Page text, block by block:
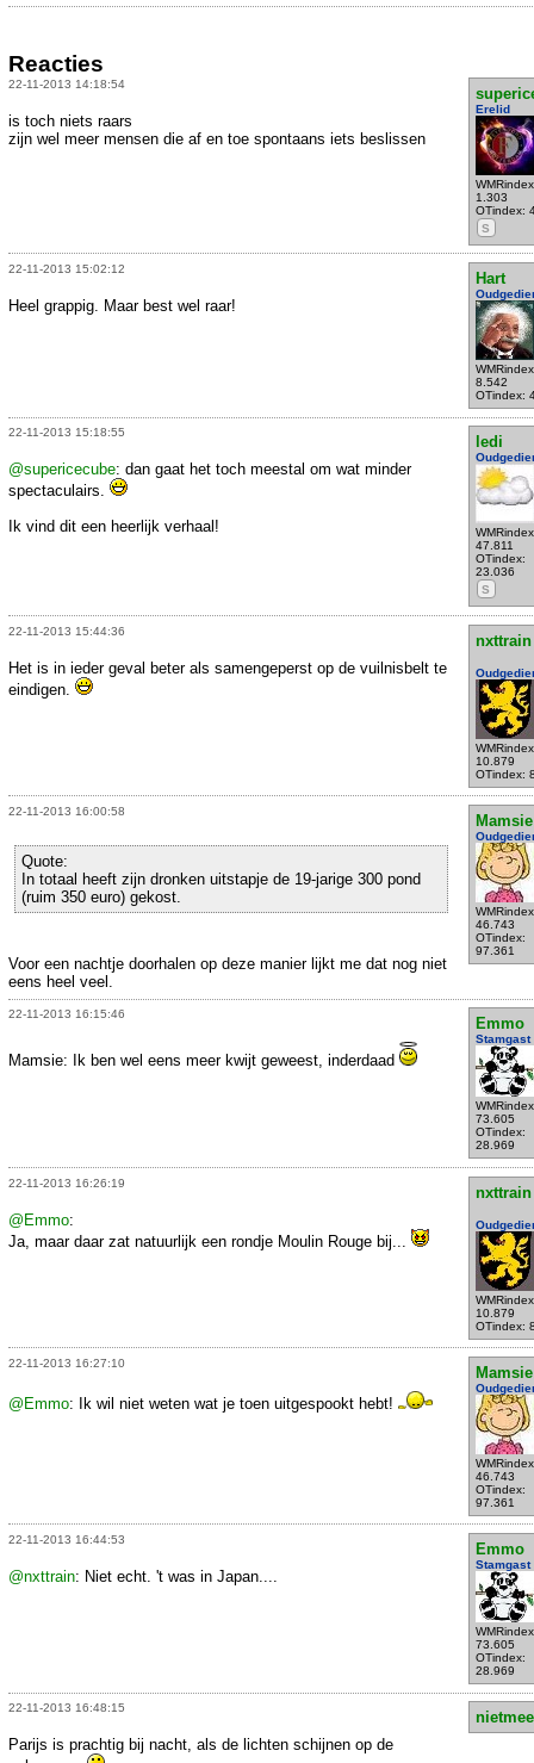
Reacties
22-11-2013 14:18:54
Erelid
1.303
OTindex:
S
is toch niets raars
zijn wel meer mensen die af en toe spontaans iets beslissen
22-11-2013 15:02:12
Hart
8.542
OTindex:
Heel grappig. Maar best wel raar!
22-11-2013 15:18:55
ledi
47.811
OTindex:
23.036
S
@supericecube: dan gaat het toch meestal om wat minder
spectaculairs.
Ik vind dit een heerlijk verhaal!
22-11-2013 15:44:36
nxttrain
10.879
OTindex:
Het is in ieder geval beter als samengeperst op de vuilnisbelt te
eindigen.
22-11-2013 16:00:58
Mamsie
46.743
OTindex:
97.361
Quote:
In totaal heeft zijn dronken uitstapje de 19-jarige 300 pond
(ruim 350 euro) gekost.
Voor een nachtje doorhalen op deze manier lijkt me dat nog niet
eens heel veel.
22-11-2013 16:15:46
Emmo
Stamgast
73.605
OTindex:
28.969
Mamsie: Ik ben wel eens meer kwijt geweest, inderdaad
22-11-2013 16:26:19
nxttrain
10.879
OTindex:
@Emmo:
Ja, maar daar zat natuurlijk een rondje Moulin Rouge bij...
22-11-2013 16:27:10
Mamsie
46.743
OTindex:
97.361
@Emmo: Ik wil niet weten wat je toen uitgespookt hebt!
22-11-2013 16:44:53
Emmo
Stamgast
73.605
OTindex:
28.969
@nxttrain: Niet echt. 't was in Japan....
22-11-2013 16:48:15
Parijs is prachtig bij nacht, als de lichten schijnen op de